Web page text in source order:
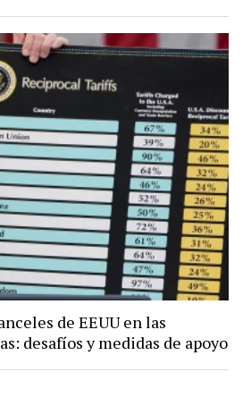
de EEUU en las
desafíos y medidas de apoyo